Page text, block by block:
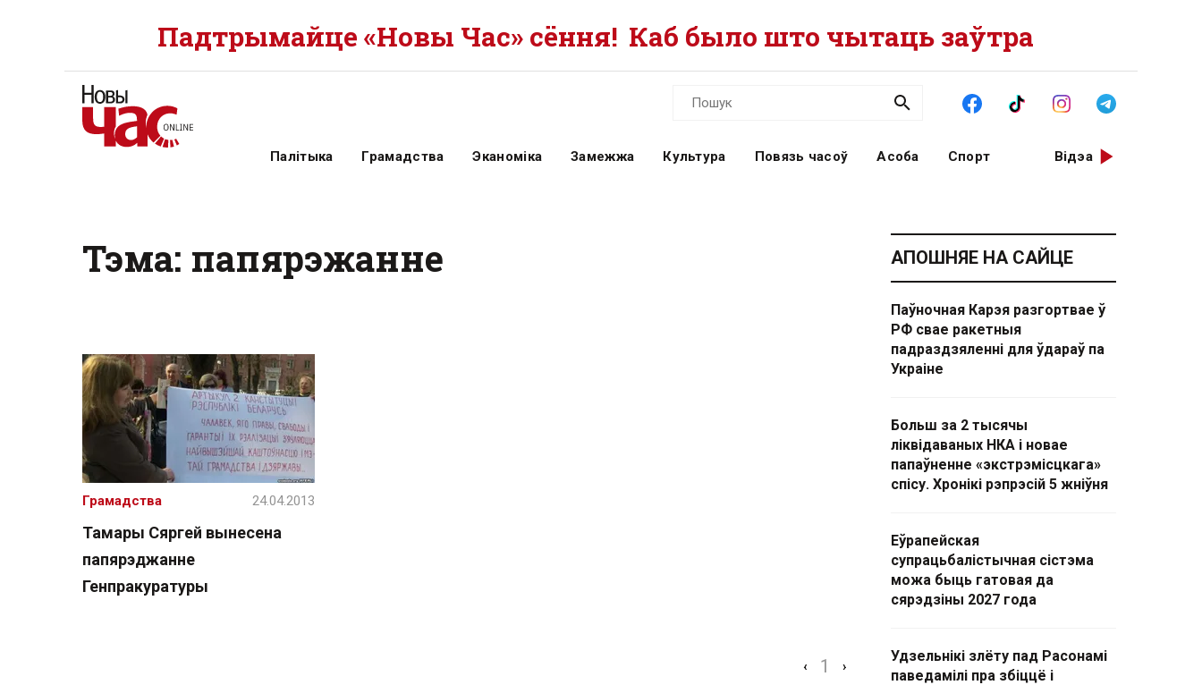
Падтрымайце «Новы Час» сёння! Каб было што чытаць заўтра
Палітыка Грамадства Эканоміка Замежжа Культура Повязь часоў Асоба Спорт Відэа
Тэма: папярэжанне
Тамары Сяргей вынесена
папярэджанне
Генпракуратуры
Грамадства 24.04.2013
‹ 1 ›
АПОШНЯЕ НА САЙЦЕ
Паўночная Карэя разгортвае ў
РФ свае ракетныя
падраздзяленні для ўдараў па
Украіне
Больш за 2 тысячы
ліквідаваных НКА і новае
папаўненне «экстрэмісцкага»
спісу. Хронікі рэпрэсій 5 жніўня
Еўрапейская
супрацьбалістычная сістэма
можа быць гатовая да
сярэдзіны 2027 года
Удзельнікі злёту пад Расонамі
паведамілі пра збіццё і